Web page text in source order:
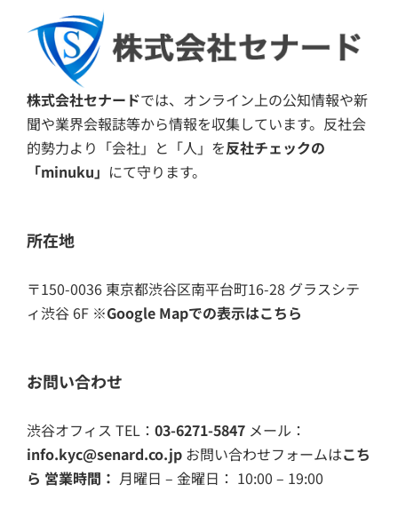
株式会社セナードでは、オンライン上の公知情報や新
聞や業界会報誌等から情報を収集しています。反社会
的勢力より「会社」と「人」を反社チェックの
「minuku」 にて守ります。
所在地
〒150-0036 東京都渋谷区南平台町16-28 グラスシテ
ィ渋谷 6F ※Google Mapでの表示はこちら
お問い合わせ
渋谷オフィス TEL： 03-6271-5847 メール：
info.kyc@senard.co.jp お問い合わせフォームはこち
ら 営業時間： 月曜日 – 金曜日： 10:00 – 19:00